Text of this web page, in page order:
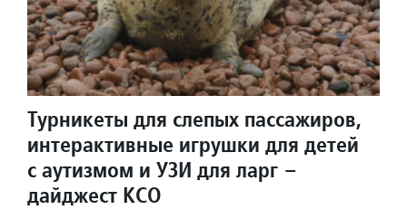
Турникеты для слепых пассажиров,
интерактивные игрушки для детей
с аутизмом и УЗИ для ларг –
дайджест КСО